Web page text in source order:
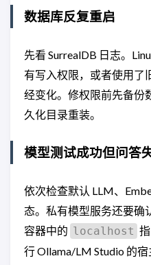
数据库反复重启
先看 SurrealDB 日志。
有写入权限，或者使用了
经变化。修权限前先备份
久化目录重装。
模型测试成功但问答
依次检查默认 LLM、
态。私有模型服务还要确
容器中的 localhost
行 Ollama/LM Studio 的宿